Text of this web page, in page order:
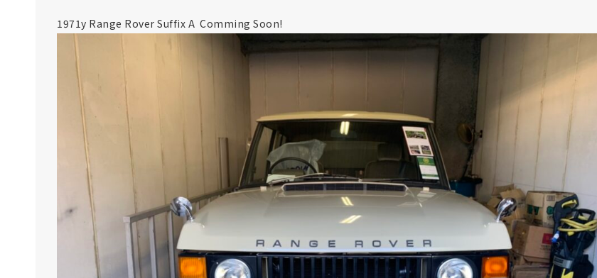
1971y Range Rover Suffix A Comming Soon!